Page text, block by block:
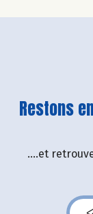
Restons
....et